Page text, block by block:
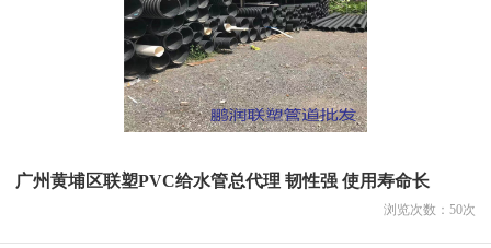
广州黄埔区联塑PVC给水管总代理 韧性强 使用寿命长
浏览次数： 50次